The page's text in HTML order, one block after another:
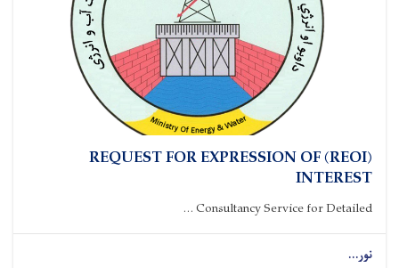
(REOI) REQUEST FOR EXPRESSION OF
INTEREST
Consultancy Service for Detailed ...
نور...